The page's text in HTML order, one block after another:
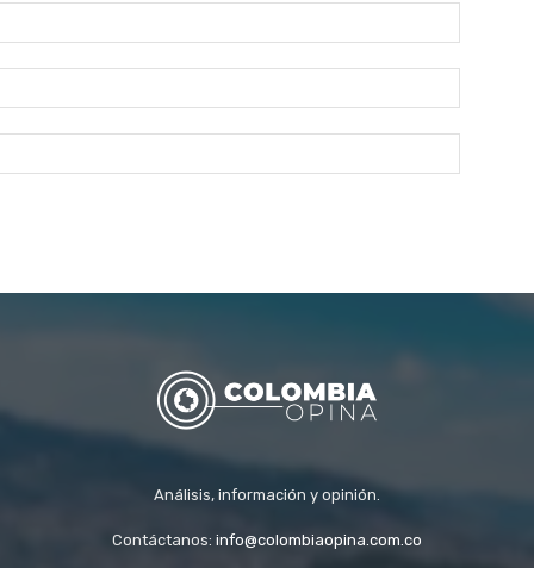
web:
Análisis, información y opinión.
Contáctanos: info@colombiaopina.com.co